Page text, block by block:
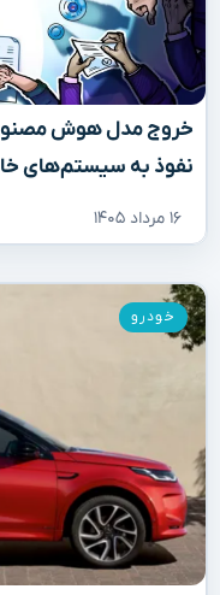
خروج مدل هوش
نفوذ به سیستم‌های
۱۶ مرداد ۱۴۰۵
خودرو